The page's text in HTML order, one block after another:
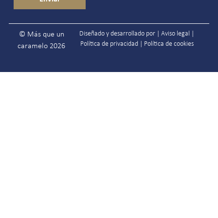
© Más que un
caramelo 2026
Diseñado y desarrollado por |Aviso legal
Política de privacidad| Política de cookies